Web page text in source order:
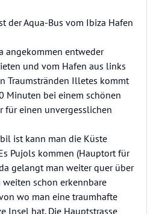
der Aqua-Bus vom Ibiza Hafen
angekommen entweder
und vom Hafen aus links
Traumstränden Illetes kommt
Minuten bei einem schönen
für einen unvergesslichen
ist kann man die Küste
Pujols kommen (Hauptort für
gelangt man weiter quer über
schon erkennbare
wo man eine traumhafte
Insel hat. Die Hauptstrasse